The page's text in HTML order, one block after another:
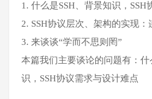
1. 什么是SSH、背景知识，SSH
2. SSH协议层次、架构的实现
3. 来谈谈“学而不思则罔”
本篇我们主要谈论的问题有：什
识，SSH协议需求与设计难点